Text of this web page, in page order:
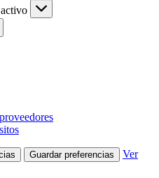
Guardar preferencias
Ver